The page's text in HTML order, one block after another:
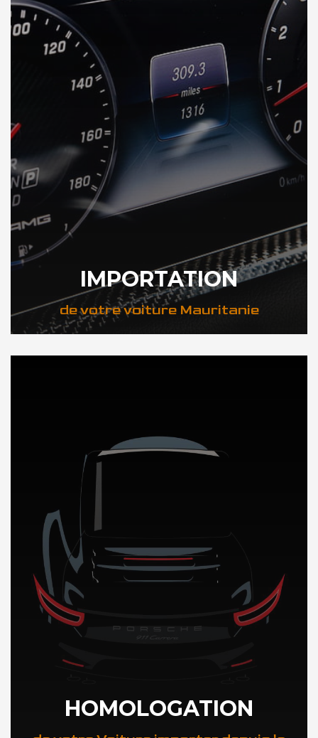
IMPORTATION
de votre voiture Mauritanie
DÉCOUVREZ NOTRE IMPORTATION AUTO en Mauritanie
HOMOLOGATION